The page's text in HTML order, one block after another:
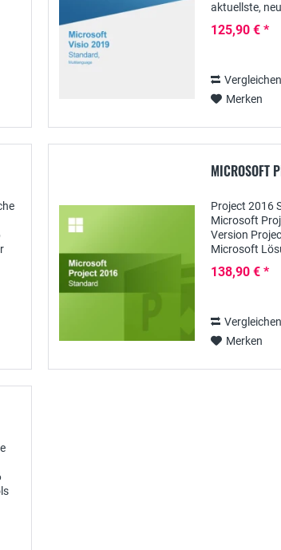
aktuellste,
sowohl von
125,90 € *
Vergleichen
Merken
MICROSOFT
Project 2016
Microsoft
Version
Microsoft
138,90 € *
Vergleichen
Merken